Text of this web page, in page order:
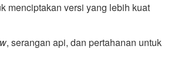
menciptakan versi yang lebih kuat
, serangan api, dan pertahanan untuk